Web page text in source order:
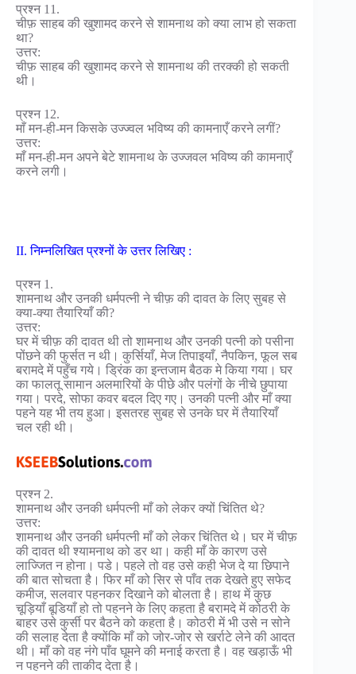
प्रश्न 11.
चीफ़ साहब की खुशामद करने से शामनाथ को क्या लाभ हो सकता
था?
उत्तर:
चीफ़ साहब की खुशामद करने से शामनाथ की तरक्की हो सकती
थी।
प्रश्न 12.
माँ मन-ही-मन किसके उज्ज्वल भविष्य की कामनाएँ करने लगीं?
उत्तर:
माँ मन-ही-मन अपने बेटे शामनाथ के उज्जवल भविष्य की कामनाएँ
करने लगी।
II. निम्नलिखित प्रश्नों के उत्तर लिखिए :
प्रश्न 1.
शामनाथ और उनकी धर्मपत्नी ने चीफ़ की दावत के लिए सुबह से
क्या-क्या तैयारियाँ की?
उत्तर:
घर में चीफ़ की दावत थी तो शामनाथ और उनकी पत्नी को पसीना
पोंछने की फुर्सत न थी। कुर्सियाँ, मेज तिपाइयाँ, नैपकिन, फूल सब
बरामदे में पहुँच गये। ड्रिंक का इन्तजाम बैठक मे किया गया। घर
का फालतू सामान अलमारियों के पीछे और पलंगों के नीचे छुपाया
गया। परदे, सोफा कवर बदल दिए गए। उनकी पत्नी और माँ क्या
पहने यह भी तय हुआ। इसतरह सुबह से उनके घर में तैयारियाँ
चल रही थी।
प्रश्न 2.
शामनाथ और उनकी धर्मपत्नी माँ को लेकर क्यों चिंतित थे?
उत्तर:
शामनाथ और उनकी धर्मपत्नी माँ को लेकर चिंतित थे। घर में चीफ़
की दावत थी श्यामनाथ को डर था। कही माँ के कारण उसे
लाज्जित न होना। पडे। पहले तो वह उसे कही भेज दे या छिपाने
की बात सोचता है। फिर माँ को सिर से पाँव तक देखते हुए सफेद
कमीज, सलवार पहनकर दिखाने को बोलता है। हाथ में कुछ
चूड़ियाँ बूडियाँ हो तो पहनने के लिए कहता है बरामदे में कोठरी के
बाहर उसे कुर्सी पर बैठने को कहता है। कोठरी में भी उसे न सोने
की सलाह देता है क्योंकि माँ को जोर-जोर से खर्राटे लेने की आदत
थी। माँ को वह नंगे पाँव घूमने की मनाई करता है। वह खड़ाऊँ भी
न पहनने की ताकीद देता है।